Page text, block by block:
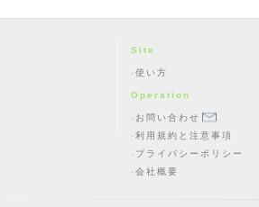
Site
使い方
Operation
お問い合わせ
利用規約と注意事項
プライバシーポリシー
会社概要